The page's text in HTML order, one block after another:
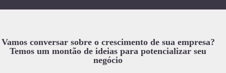
Vamos conversar sobre o crescimento de sua empresa?
Temos um montão de ideias para potencializar seu
negócio